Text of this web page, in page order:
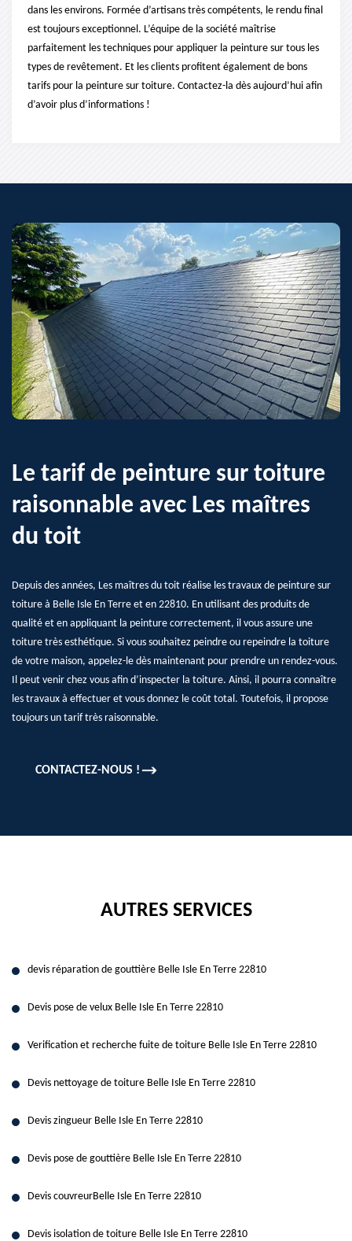
dans les environs. Formée d’artisans très compétents, le rendu final
est toujours exceptionnel. L’équipe de la société maîtrise
parfaitement les techniques pour appliquer la peinture sur tous les
types de revêtement. Et les clients profitent également de bons
tarifs pour la peinture sur toiture. Contactez-la dès aujourd’hui afin
d’avoir plus d’informations !
Le tarif de peinture sur toiture
raisonnable avec Les maîtres
du toit
Depuis des années, Les maîtres du toit réalise les travaux de peinture sur
toiture à Belle Isle En Terre et en 22810. En utilisant des produits de
qualité et en appliquant la peinture correctement, il vous assure une
toiture très esthétique. Si vous souhaitez peindre ou repeindre la toiture
de votre maison, appelez-le dès maintenant pour prendre un rendez-vous.
Il peut venir chez vous afin d’inspecter la toiture. Ainsi, il pourra connaître
les travaux à effectuer et vous donnez le coût total. Toutefois, il propose
toujours un tarif très raisonnable.
CONTACTEZ-NOUS !
AUTRES SERVICES
devis réparation de gouttière Belle Isle En Terre 22810
Devis pose de velux Belle Isle En Terre 22810
Verification et recherche fuite de toiture Belle Isle En Terre 22810
Devis nettoyage de toiture Belle Isle En Terre 22810
Devis zingueur Belle Isle En Terre 22810
Devis pose de gouttière Belle Isle En Terre 22810
Devis couvreurBelle Isle En Terre 22810
Devis isolation de toiture Belle Isle En Terre 22810